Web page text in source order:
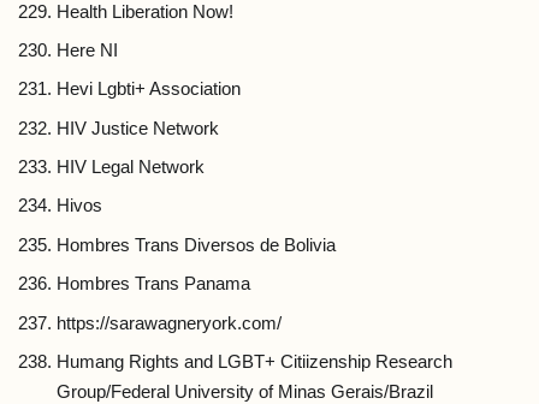
Health Liberation Now!
Here NI
Hevi Lgbti+ Association
HIV Justice Network
HIV Legal Network
Hivos
Hombres Trans Diversos de Bolivia
Hombres Trans Panama
https://sarawagneryork.com/
Humang Rights and LGBT+ Citiizenship Research
Group/Federal University of Minas Gerais/Brazil